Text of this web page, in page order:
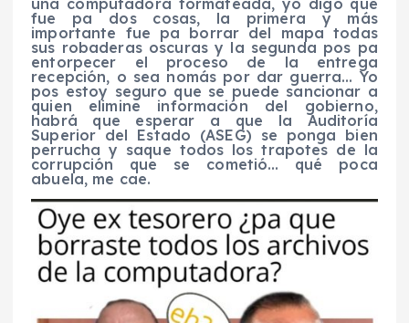
fue pa dos cosas, la primera y más
importante fue pa borrar del mapa todas
sus robaderas oscuras y la segunda pos pa
entorpecer el proceso de la entrega
recepción, o sea nomás por dar guerra… Yo
pos estoy seguro que se puede sancionar a
quien elimine información del gobierno,
habrá que esperar a que la Auditoría
Superior del Estado (ASEG) se ponga bien
perrucha y saque todos los trapotes de la
corrupción que se cometió… qué poca
abuela, me cae.